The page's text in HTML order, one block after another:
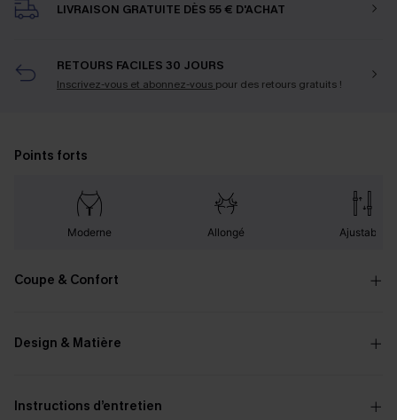
LIVRAISON GRATUITE DÈS 55 € D'ACHAT
RETOURS FACILES 30 JOURS
Inscrivez-vous et abonnez-vous pour des retours gratuits !
Points forts
Moderne Allongé Ajustable
Coupe & Confort
Design & Matière
Instructions d’entretien